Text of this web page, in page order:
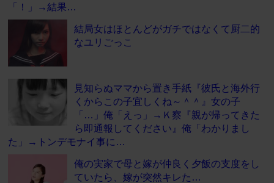
「！」→結果…
結局女はほとんどがガチではなくて厨二的
なユリごっこ
見知らぬママから置き手紙『彼氏と海外行
くからこの子宜しくね～＾＾』女の子
「…」俺「えっ」→Ｋ察『親が帰ってきた
ら即通報してください』俺「わかりまし
た」→トンデモナイ事に…
俺の実家で母と嫁が仲良く夕飯の支度をし
ていたら、嫁が突然キレた…